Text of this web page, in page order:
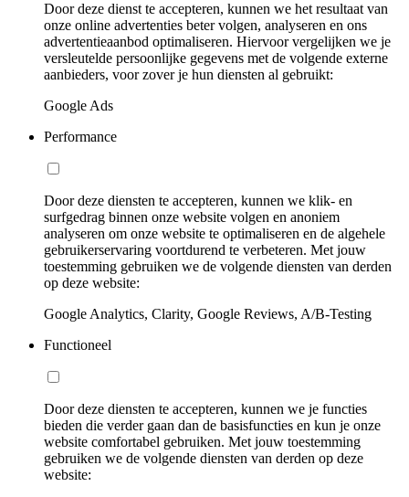
Door deze dienst te accepteren, kunnen we het resultaat van
onze online advertenties beter volgen, analyseren en ons
advertentieaanbod optimaliseren. Hiervoor vergelijken we je
versleutelde persoonlijke gegevens met de volgende externe
aanbieders, voor zover je hun diensten al gebruikt:
Google Ads
Performance
Door deze diensten te accepteren, kunnen we klik- en
surfgedrag binnen onze website volgen en anoniem
analyseren om onze website te optimaliseren en de algehele
gebruikerservaring voortdurend te verbeteren. Met jouw
toestemming gebruiken we de volgende diensten van derden
op deze website:
Google Analytics, Clarity, Google Reviews, A/B-Testing
Functioneel
Door deze diensten te accepteren, kunnen we je functies
bieden die verder gaan dan de basisfuncties en kun je onze
website comfortabel gebruiken. Met jouw toestemming
gebruiken we de volgende diensten van derden op deze
website: